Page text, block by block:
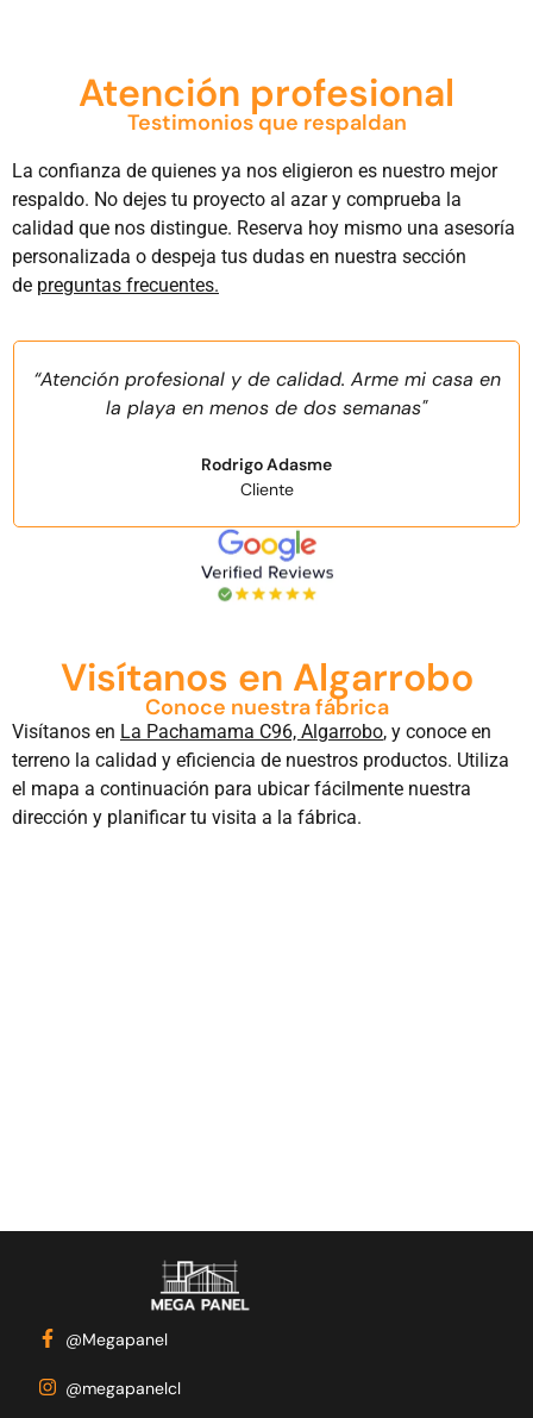
Atención profesional
Testimonios que respaldan
La confianza de quienes ya nos eligieron es nuestro mejor
respaldo. No dejes tu proyecto al azar y comprueba la
calidad que nos distingue. Reserva hoy mismo una asesoría
personalizada o despeja tus dudas en nuestra sección
de preguntas frecuentes.
“Atención profesional y de calidad. Arme mi casa en
la playa en menos de dos semanas"
Rodrigo Adasme
Cliente
Visítanos en Algarrobo
Conoce nuestra fábrica
Visítanos en La Pachamama C96, Algarrobo, y conoce en
terreno la calidad y eficiencia de nuestros productos. Utiliza
el mapa a continuación para ubicar fácilmente nuestra
dirección y planificar tu visita a la fábrica.
@Megapanel
@megapanelcl